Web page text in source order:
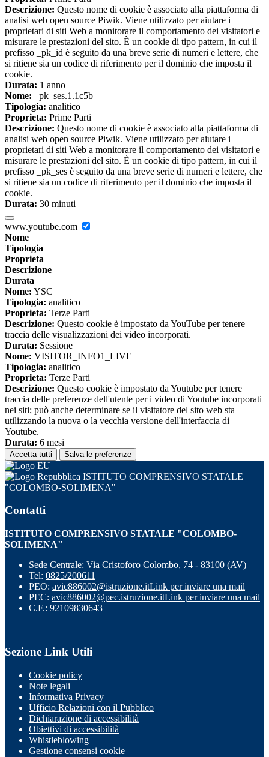
Descrizione: Questo nome di cookie è associato alla piattaforma di
analisi web open source Piwik. Viene utilizzato per aiutare i
proprietari di siti Web a monitorare il comportamento dei visitatori e
misurare le prestazioni del sito. È un cookie di tipo pattern, in cui il
prefisso _pk_id è seguito da una breve serie di numeri e lettere, che
si ritiene sia un codice di riferimento per il dominio che imposta il
cookie.
Durata: 1 anno
Nome: _pk_ses.1.1c5b
Tipologia: analitico
Proprieta: Prime Parti
Descrizione: Questo nome di cookie è associato alla piattaforma di
analisi web open source Piwik. Viene utilizzato per aiutare i
proprietari di siti Web a monitorare il comportamento dei visitatori e
misurare le prestazioni del sito. È un cookie di tipo pattern, in cui il
prefisso _pk_ses è seguito da una breve serie di numeri e lettere, che
si ritiene sia un codice di riferimento per il dominio che imposta il
cookie.
Durata: 30 minuti
www.youtube.com
Nome
Tipologia
Proprieta
Descrizione
Durata
Nome: YSC
Tipologia: analitico
Proprieta: Terze Parti
Descrizione: Questo cookie è impostato da YouTube per tenere
traccia delle visualizzazioni dei video incorporati.
Durata: Sessione
Nome: VISITOR_INFO1_LIVE
Tipologia: analitico
Proprieta: Terze Parti
Descrizione: Questo cookie è impostato da Youtube per tenere
traccia delle preferenze dell'utente per i video di Youtube incorporati
nei siti; può anche determinare se il visitatore del sito web sta
utilizzando la nuova o la vecchia versione dell'interfaccia di
Youtube.
Durata: 6 mesi
Accetta tutti Salva le preferenze
ISTITUTO COMPRENSIVO STATALE
"COLOMBO-SOLIMENA"
Contatti
ISTITUTO COMPRENSIVO STATALE "COLOMBO-
SOLIMENA"
Sede Centrale: Via Cristoforo Colombo, 74 - 83100 (AV)
Tel: 0825/200611
PEO: avic886002@istruzione.itLink per inviare una mail
PEC: avic886002@pec.istruzione.itLink per inviare una mail
C.F.: 92109830643
Sezione Link Utili
Cookie policy
Note legali
Informativa Privacy
Ufficio Relazioni con il Pubblico
Dichiarazione di accessibilità
Obiettivi di accessibilità
Whistleblowing
Gestione consensi cookie